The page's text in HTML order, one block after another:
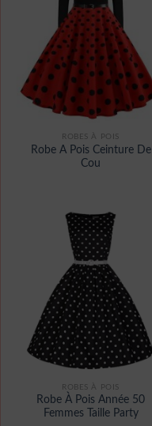
ROBES À POIS
Robe A Pois Ceinture De
Cou
ROBES À POIS
Robe À Pois Année 50
Femmes Taille Party